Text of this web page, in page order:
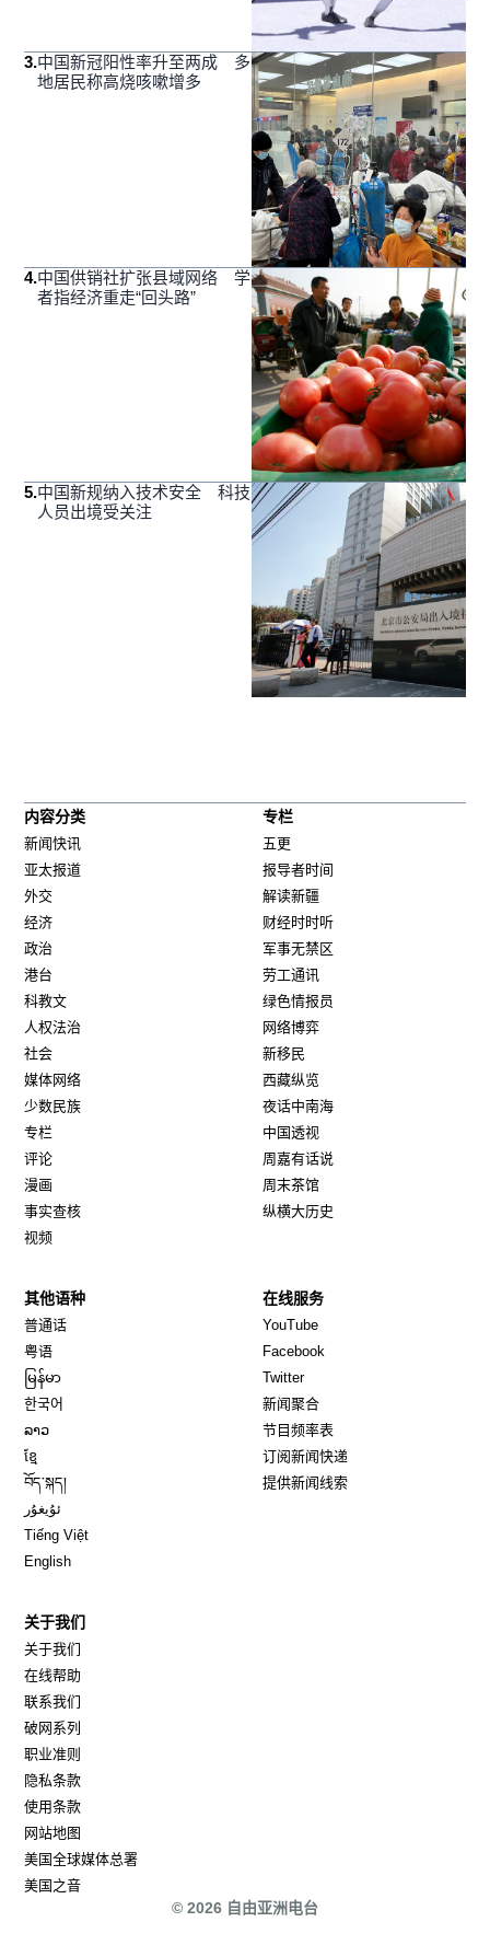
3.中国新冠阳性率升至两成 多
地居民称高烧咳嗽增多
4.中国供销社扩张县域网络 学
者指经济重走“回头路”
5.中国新规纳入技术安全 科技
人员出境受关注
内容分类
新闻快讯
亚太报道
外交
经济
政治
港台
科教文
人权法治
社会
媒体网络
少数民族
专栏
评论
漫画
事实查核
视频
专栏
五更
报导者时间
解读新疆
财经时时听
军事无禁区
劳工通讯
绿色情报员
网络博弈
新移民
西藏纵览
夜话中南海
中国透视
周嘉有话说
周末茶馆
纵横大历史
其他语种
普通话
粤语
မြန်မာ
한국어
ລາວ
ខ្មែ
བོད་སྐད།
ئۇيغۇر
Tiếng Việt
English
在线服务
YouTube
Facebook
TwitterOpens in new window
新闻聚合
节目频率表
订阅新闻快递
提供新闻线索
关于我们
关于我们
在线帮助
联系我们
破网系列
职业准则
隐私条款
使用条款
网站地图
美国全球媒体总署
美国之音
© 2026 自由亚洲电台